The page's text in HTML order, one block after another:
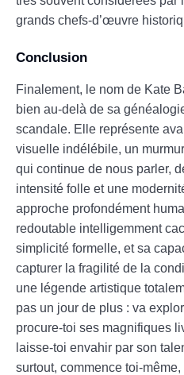
grands chefs-d’œuvre
Conclusion
Finalement, le nom de Kate
bien au-delà de sa
scandale. Elle représente
visuelle indélébile, un
qui continue de nous parler,
intensité folle et une
approche profondément
redoutable intelligemment
simplicité formelle, et sa
capturer la fragilité de la
une légende artistique
pas un jour de plus : va
procure-toi ses magnifiques
laisse-toi envahir par son
surtout, commence toi-